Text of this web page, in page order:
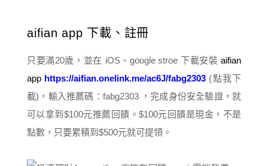
aifian app 下載、註冊
只要滿20歲，並在 iOS、google stroe 下載安裝 aifian
app https://aifian.onelink.me/ac6J/fabg2303 (點我下
載)，輸入推薦碼：fabg2303 ，完成身份安全驗證，就
可以拿到$100元推薦回饋。$100元回饋是現金，不是
點數，只要累積到$500元就可提領。